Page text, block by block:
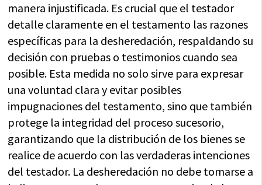
manera injustificada. Es crucial que el testador
detalle claramente en el testamento las razones
específicas para la desheredación, respaldando su
decisión con pruebas o testimonios cuando sea
posible. Esta medida no solo sirve para expresar
una voluntad clara y evitar posibles
impugnaciones del testamento, sino que también
protege la integridad del proceso sucesorio,
garantizando que la distribución de los bienes se
realice de acuerdo con las verdaderas intenciones
del testador. La desheredación no debe tomarse a